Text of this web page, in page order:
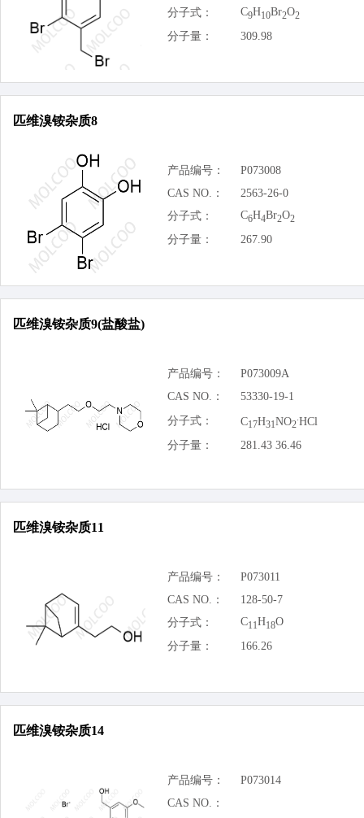
分子式：
C9H10Br2O2
分子量： 309.98
匹维溴铵杂质8
产品编号：
P073008
CAS NO.：
2563-26-0
分子式：
C6H4Br2O2
分子量： 267.90
匹维溴铵杂质9(盐酸盐)
产品编号：
P073009A
CAS NO.：
53330-19-1
分子式：
C17H31NO2
.HCl
分子量：
281.43 36.46
匹维溴铵杂质11
产品编号：
P073011
CAS NO.：
128-50-7
分子式：
C11H18O
分子量：
166.26
匹维溴铵杂质14
产品编号：
P073014
CAS NO.：